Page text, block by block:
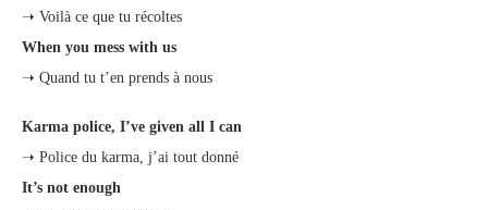
➝ Voilà ce que tu récoltes
When you mess with us
➝ Quand tu t’en prends à nous
Karma police, I’ve given all I can
➝ Police du karma, j’ai tout donné
It’s not enough